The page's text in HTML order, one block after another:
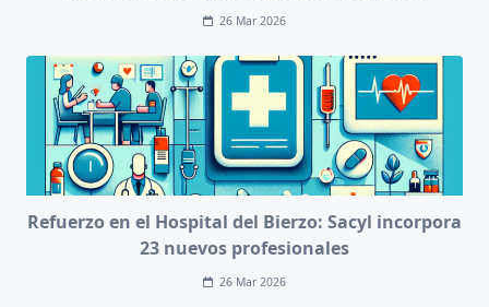
26 Mar 2026
Refuerzo en el Hospital del Bierzo: Sacyl incorpora
23 nuevos profesionales
26 Mar 2026